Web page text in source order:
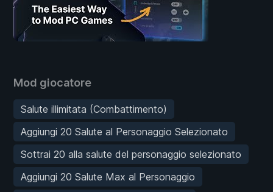
Mod giocatore
Salute illimitata (Combattimento)
Aggiungi 20 Salute al Personaggio Selezionato
Sottrai 20 alla salute del personaggio selezionato
Aggiungi 20 Salute Max al Personaggio